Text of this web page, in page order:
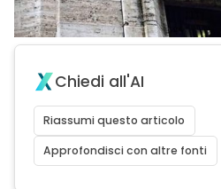
Chiedi all'AI
Riassumi questo articolo
Approfondisci con altre fonti